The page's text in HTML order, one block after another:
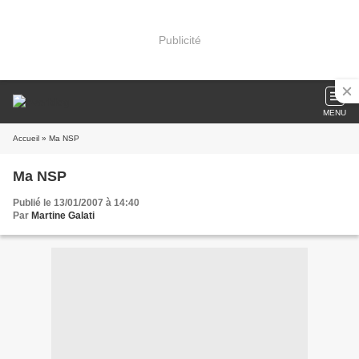
Publicité
MENU
Accueil » Ma NSP
Ma NSP
Publié le 13/01/2007 à 14:40
Par Martine Galati